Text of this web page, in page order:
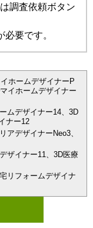
調査依頼ボタン
要です。
ホームデザイナーP
イホームデザイナー
ムデザイナー14、3D
ナー12
アデザイナーNeo3、
ザイナー11、3D医療
リフォームデザイナ